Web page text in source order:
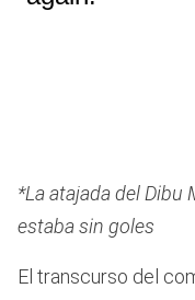
*La atajada del Dibu
estaba sin goles
El transcurso del